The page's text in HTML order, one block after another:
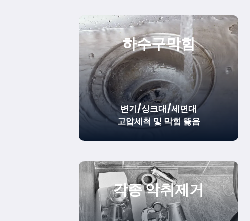
하수구막힘
변기/싱크대/세면대
고압세척 및 막힘 뚫음
각종 악취제거